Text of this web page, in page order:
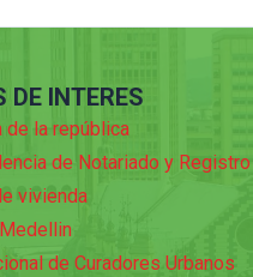
DE INTERES
de la república
de Notariado y Registro
vivienda
de Curadores Urbanos